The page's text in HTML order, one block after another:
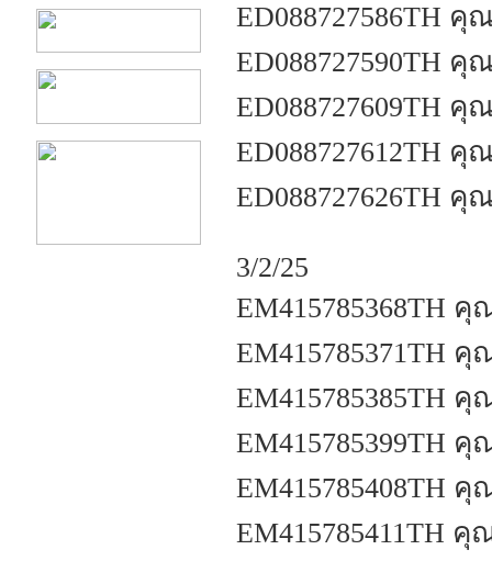
ED088727586TH
ED088727590TH
ED088727609TH
ED088727612TH
ED088727626TH
3/2/25
EM415785368TH
EM415785371TH
EM415785385TH
EM415785399TH
EM415785408TH
EM415785411TH